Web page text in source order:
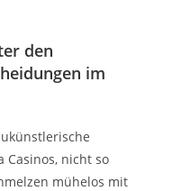
den
im
Casinos, nicht so
mühelos mit